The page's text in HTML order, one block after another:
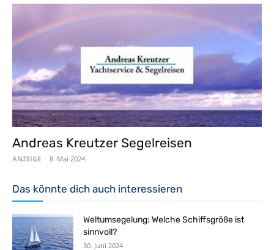
Andreas Kreutzer Segelreisen
ANZEIGE - 8. Mai 2024
Das könnte dich auch interessieren
Weltumsegelung: Welche Schiffsgröße ist
sinnvoll?
30. Juni 2024